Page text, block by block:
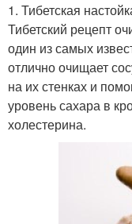
Настойка из
1. Тибетская
Тибетский рецепт
один из самых
отлично очищает
на их стенках и
уровень сахара в
холестерина.